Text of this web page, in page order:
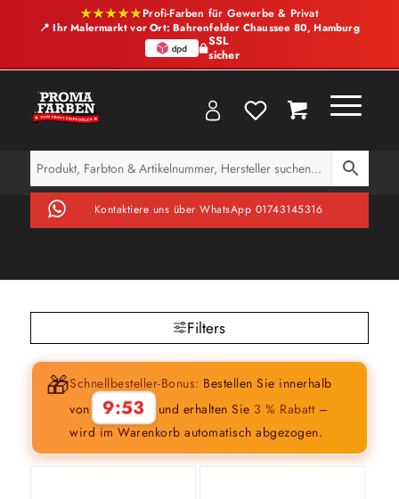
★★★★★Profi-Farben für Gewerbe & Privat
📍 Ihr Malermarkt vor Ort: Bahrenfelder Chaussee 80, Hamburg
SSL
sicher
Kontaktiere uns über WhatsApp 01743145316
Filters
🎁Schnellbesteller-Bonus: Bestellen Sie innerhalb
von
9:52 und erhalten Sie 3 % Rabatt –
wird im Warenkorb automatisch abgezogen.